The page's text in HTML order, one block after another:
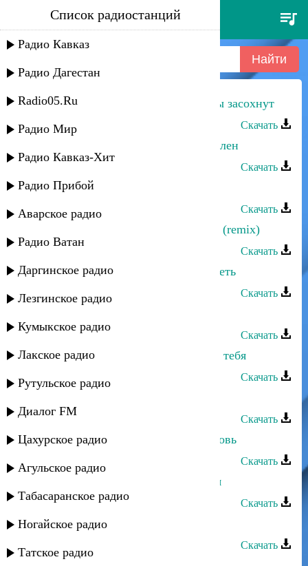
руслан магомедов - ищу тебя
Список радиостанций
Радио Кавказ
Радио Дагестан
Radio05.Ru
Радио Мир
Радио Кавказ-Хит
Радио Прибой
Аварское радио
Радио Ватан
Даргинское радио
Лезгинское радио
Кумыкское радио
Лакское радио
Рутульское радио
Диалог FM
Цахурское радио
Агульское радио
Табасаранское радио
Ногайское радио
Татское радио
Руслан Магомедов - Без тебя цветы засохнут
Скачать
Руслан Магомедов - Я в тебя влюблен
Скачать
Руслан Магомедов - Ищу тебя
Скачать
Руслан Магомедов - Таинственная (remix)
Скачать
Алим Магомедов - Хочу тебя увидеть
Скачать
Скачать
Загир Магомедов - Нет счастья без тебя
Скачать
Скачать
Руслан Магомедов - Безумная любовь
Скачать
Загир Магомедов - Только для тебя
Скачать
Руслан Магомедов - Ностальгия
Скачать